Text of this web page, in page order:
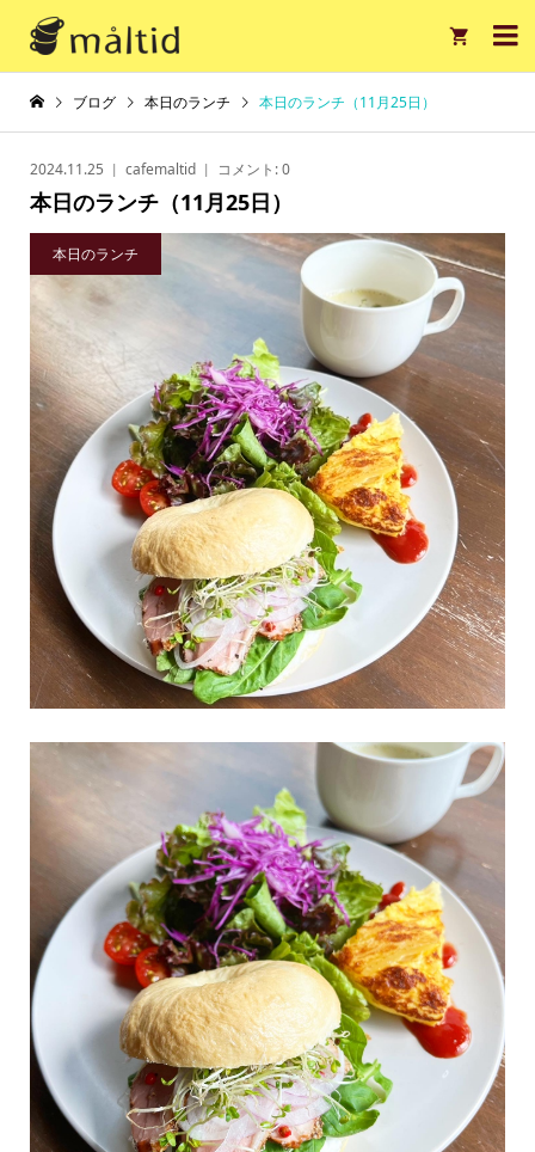

ブログ 本日のランチ 本日のランチ（11月25日）
2024.11.25 cafemaltid コメント:0
本日のランチ（11月25日）
本日のランチ